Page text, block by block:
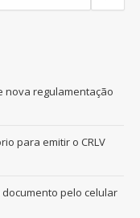
nova regulamentação
para emitir o CRLV
documento pelo celular